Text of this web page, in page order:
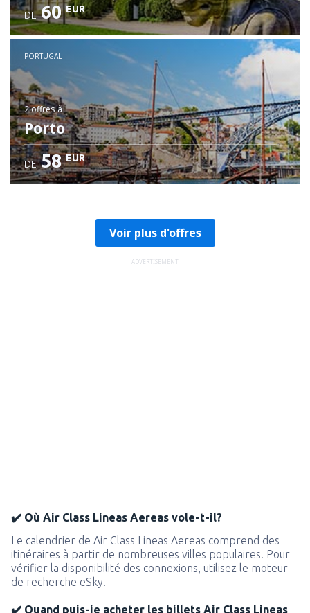
DE 60 EUR
PORTUGAL
2 offresà
Porto
DE 58 EUR
Voir plus d'offres
ADVERTISEMENT
✔️ Où Air Class Lineas Aereas vole-t-il?
Le calendrier de Air Class Lineas Aereas comprend des
itinéraires à partir de nombreuses villes populaires. Pour
vérifier la disponibilité des connexions, utilisez le moteur
de recherche eSky.
✔️ Quand puis-je acheter les billets Air Class Lineas